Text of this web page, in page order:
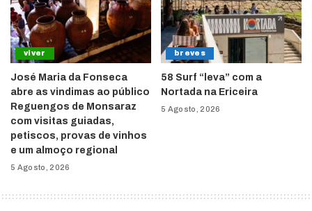
viver
José Maria da Fonseca
abre as vindimas ao público
Reguengos de Monsaraz
com visitas guiadas,
petiscos, provas de vinhos
e um almoço regional
5 Agosto, 2026
breves
58 Surf “leva” com a
Nortada na Ericeira
5 Agosto, 2026